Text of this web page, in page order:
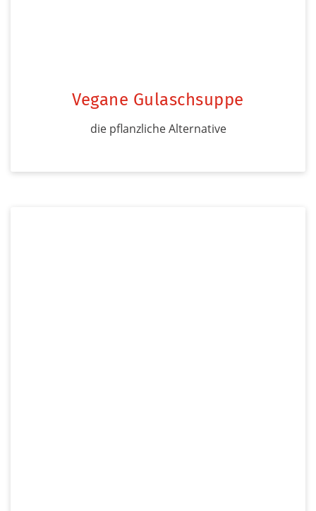
Vegane Gulaschsuppe
die pflanzliche Alternative